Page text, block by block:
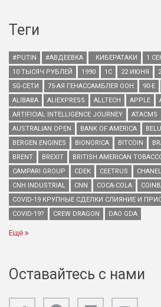
Теги
#PUTIN #АВДЕЕВКА . КИБЕРАТАКИ
1
10 ТЫСЯЧ РУБЛЕЙ
1990 1С 22 ИЮНЯ
5G-СЕТИ
75-АЯ ГЕНАССАМБЛЕЯ ООН 90-Е
ALIBABA
ALIEXPRESS ALLTECH APPLE
ARTIFICIAL INTELLIGENCE JOURNEY
ATACMS
AUSTRALIAN OPEN
BANK OF AMERICA
BERGEN ENGINES
BIONORICA BITCOIN
BRENT
BREXIT BRITISH AMERICAN
CAMPARI GROUP
CDEK CEETRUS CHANEL
CNH INDUSTRIAL
CNN COCA-COLA
COVID-19 КРУПНЫЕ СДЕЛКИ СЛИЯНИЕ И
COVID-19?
CREW DRAGON DAO GDA
Ещё
Оставайтесь с нами